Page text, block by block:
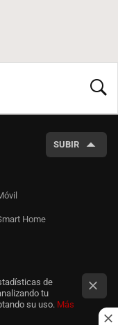
SUBIR
Home
de
tu
su uso. Más